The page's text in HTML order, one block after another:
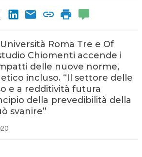
Roma Tre e Of
Chiomenti accende i
delle nuove norme,
incluso. “Il settore delle
e a redditività futura
della prevedibilità della
svanire”